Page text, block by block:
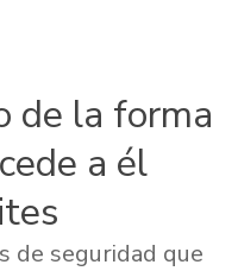
de la forma
a él
de seguridad que